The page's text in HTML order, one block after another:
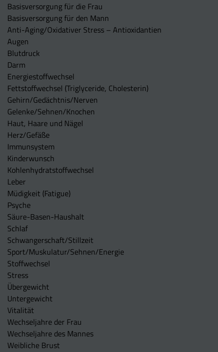
Basisversorgung für die Frau
Basisversorgung für den Mann
Anti-Aging/Oxidativer Stress – Antioxidantien
Augen
Blutdruck
Darm
Energiestoffwechsel
Fettstoffwechsel (Triglyceride, Cholesterin)
Gehirn/Gedächtnis/Nerven
Gelenke/Sehnen/Knochen
Haut, Haare und Nägel
Herz/Gefäße
Immunsystem
Kinderwunsch
Kohlenhydratstoffwechsel
Leber
Müdigkeit (Fatigue)
Psyche
Säure-Basen-Haushalt
Schlaf
Schwangerschaft/Stillzeit
Sport/Muskulatur/Sehnen/Energie
Stoffwechsel
Stress
Übergewicht
Untergewicht
Vitalität
Wechseljahre der Frau
Wechseljahre des Mannes
Weibliche Brust